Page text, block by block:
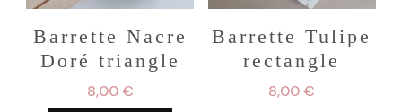
Barrette Nacre
Doré triangle
8,00€
Barrette Tulipe
rectangle
8,00€